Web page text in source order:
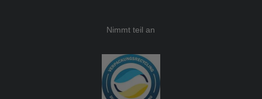
Nimmt teil an